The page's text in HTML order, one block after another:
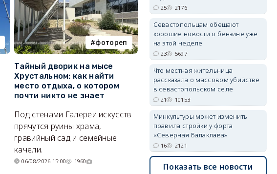
фотореп
Тайный дворик на мысе
Хрустальном: как найти
место отдыха, о котором
почти никто не знает
Под стенами Галереи искусств
прячутся руины храма,
гравийный сад и семейные
качели.
06/08/2026 15:00 1960
Где в Севастополе можно
заработать 100 тысяч в
месяц
А где — несоизмеримо меньше.
06/08/2026 10:02 3609
25 2176
Севастопольцам обещают
хорошие новости о бензине уже
на этой неделе
23 5697
Что местная жительница
рассказала о массовом убийстве
в севастопольском селе
21 10153
Минкультуры может изменить
правила стройки у форта
«Северная Балаклава»
16 2121
Показать все новости